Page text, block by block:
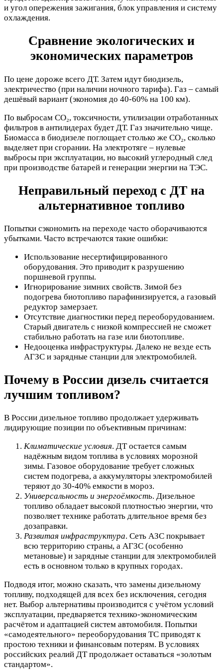
и угол опережения зажигания, блок управления и систему
охлаждения.
Сравнение экологических и
экономических параметров
По цене дороже всего ДТ. Затем идут биодизель,
электричество (при наличии ночного тарифа). Газ – самый
дешёвый вариант (экономия до 40-60% на 100 км).
По выбросам CO₂, токсичности, утилизации отработанных
фильтров в антилидерах будет ДТ. Газ значительно чище.
Биомасса в биодизеле поглощает столько же CO₂, сколько
выделяет при сгорании. На электротяге – нулевые
выбросы при эксплуатации, но высокий углеродный след
при производстве батарей и генерации энергии на ТЭС.
Неправильный переход с ДТ на
альтернативное топливо
Попытки сэкономить на переходе часто оборачиваются
убытками. Часто встречаются такие ошибки:
Использование несертифицированного
оборудования. Это приводит к разрушению
поршневой группы.
Игнорирование зимних свойств. Зимой без
подогрева биотопливо парафинизируется, а газовый
редуктор замерзает.
Отсутствие диагностики перед переоборудованием.
Старый двигатель с низкой компрессией не сможет
стабильно работать на газе или биотопливе.
Недооценка инфраструктуры. Далеко не везде есть
АГЗС и зарядные станции для электромобилей.
Почему в России дизель считается
лучшим топливом?
В России дизельное топливо продолжает удерживать
лидирующие позиции по объективным причинам:
Климатические условия. ДТ остается самым
надёжным видом топлива в условиях морозной
зимы. Газовое оборудование требует сложных
систем подогрева, а аккумуляторы электромобилей
теряют до 30-40% емкости в мороз.
Универсальность и энергоёмкость. Дизельное
топливо обладает высокой плотностью энергии, что
позволяет технике работать длительное время без
дозаправки.
Развитая инфраструктура. Сеть АЗС покрывает
всю территорию страны, а АГЗС (особенно
метановые) и зарядные станции для электромобилей
есть в основном только в крупных городах.
Подводя итог, можно сказать, что замены дизельному
топливу, подходящей для всех без исключения, сегодня
нет. Выбор альтернативы производится с учётом условий
эксплуатации, предваряется технико-экономическим
расчётом и адаптацией систем автомобиля. Попытки
«самодеятельного» переоборудования ТС приводят к
простою техники и финансовым потерям. В условиях
российских реалий ДТ продолжает оставаться «золотым
стандартом».